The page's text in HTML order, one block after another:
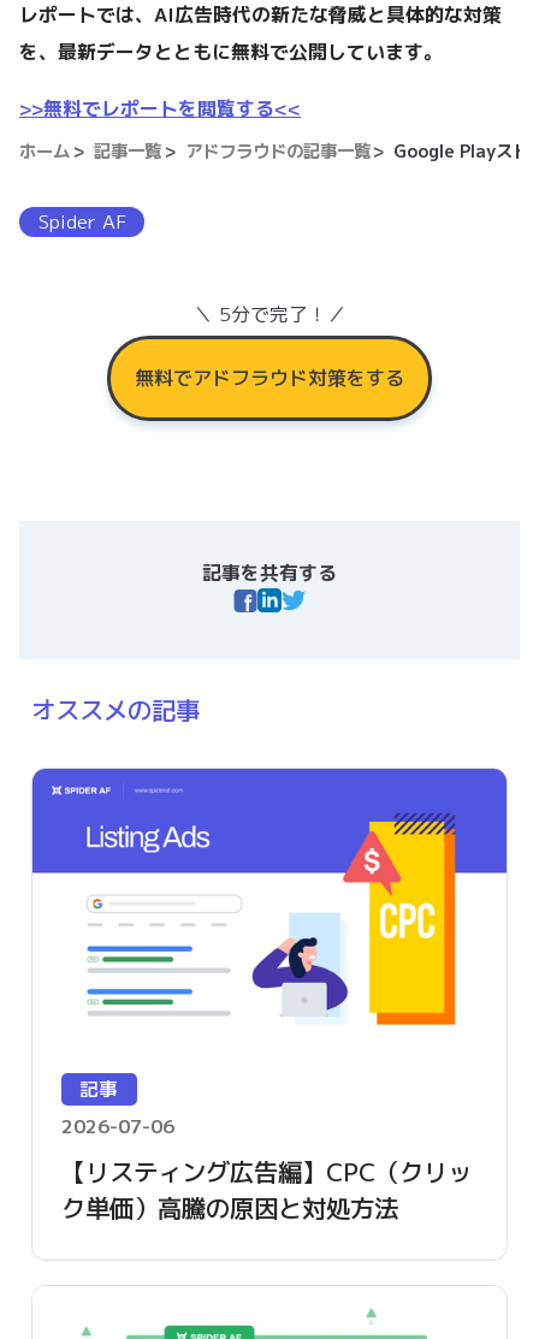
レポートでは、AI広告時代の新たな脅威と具体的な対策
を、最新データとともに無料で公開しています。
>>無料でレポートを閲覧する<<
ホーム 記事一覧 アドフラウドの記事一覧 Google Playスト
Spider AF
＼ 5分で完了！／
無料でアドフラウド対策をする
記事を共有する
オススメの記事
記事
2026-07-06
【リスティング広告編】CPC（クリッ
ク単価）高騰の原因と対処方法